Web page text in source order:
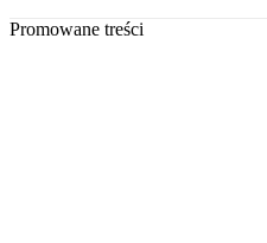
Promowane treści